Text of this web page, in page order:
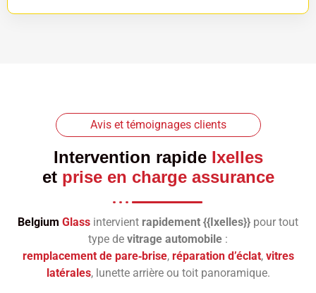
Avis et témoignages clients
Intervention rapide Ixelles
et prise en charge assurance
Belgium Glass intervient rapidement {{Ixelles}} pour tout
type de vitrage automobile :
remplacement de pare‑brise, réparation d’éclat, vitres
latérales, lunette arrière ou toit panoramique.